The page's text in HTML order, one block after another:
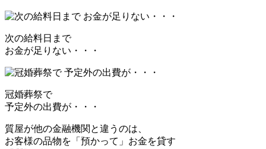
次の給料日まで
お金が足りない・・・
冠婚葬祭で
予定外の出費が・・・
質屋が他の金融機関と違うのは、
お客様の品物を「預かって」お金を貸す